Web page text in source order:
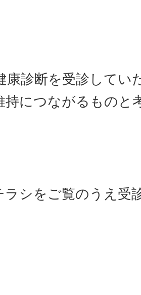
診断を受診してい
につながるものと
シをご覧のうえ受